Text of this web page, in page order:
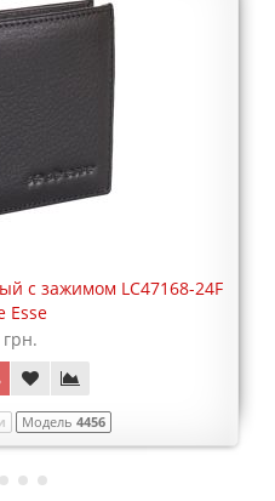
с зажимом LC47168-24F
Esse
Модель 4456